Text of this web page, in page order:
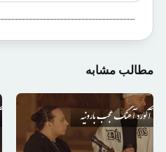
مطالب مشابه